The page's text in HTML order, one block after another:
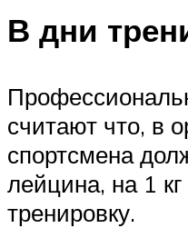
В дни
считают что, в
спортсмена
лейцина, на 1 кг
тренировку.